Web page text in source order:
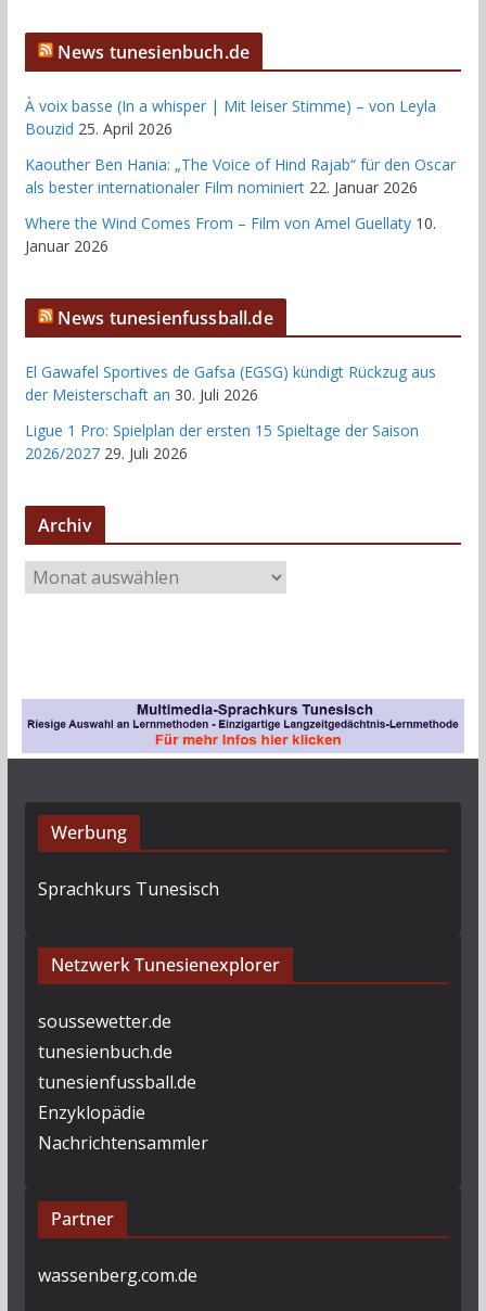
News tunesienbuch.de
À voix basse (In a whisper | Mit leiser Stimme) – von Leyla
Bouzid 25. April 2026
Kaouther Ben Hania: „The Voice of Hind Rajab“ für den Oscar
als bester internationaler Film nominiert 22. Januar 2026
Where the Wind Comes From – Film von Amel Guellaty 10.
Januar 2026
News tunesienfussball.de
El Gawafel Sportives de Gafsa (EGSG) kündigt Rückzug aus
der Meisterschaft an 30. Juli 2026
Ligue 1 Pro: Spielplan der ersten 15 Spieltage der Saison
2026/2027 29. Juli 2026
Archiv
r
Werbung
Sprachkurs Tunesisch
Netzwerk Tunesienexplorer
soussewetter.de
tunesienbuch.de
tunesienfussball.de
Enzyklopädie
Nachrichtensammler
Partner
wassenberg.com.de